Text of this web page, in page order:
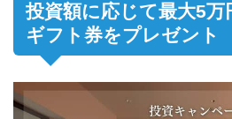
投資額に応じて最大5
ギフト券をプレゼント